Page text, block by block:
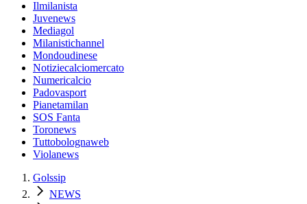
Ilmilanista
Juvenews
Mediagol
Milanistichannel
Mondoudinese
Notiziecalciomercato
Numericalcio
Padovasport
Pianetamilan
SOS Fanta
Toronews
Tuttobolognaweb
Violanews
Golssip
NEWS